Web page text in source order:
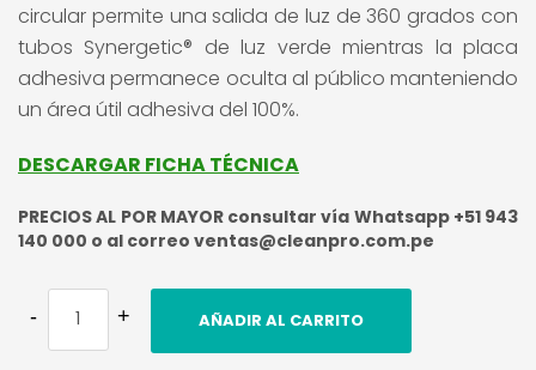
circular permite una salida de luz de 360 grados con
tubos Synergetic® de luz verde mientras la placa
adhesiva permanece oculta al público manteniendo
un área útil adhesiva del 100%.
DESCARGAR FICHA TÉCNICA
PRECIOS AL POR MAYOR consultar vía Whatsapp +51 943
140 000 o al correo ventas@cleanpro.com.pe
AÑADIR AL CARRITO